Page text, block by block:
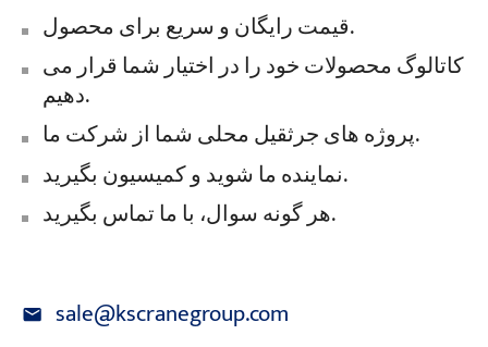
قیمت رایگان و سریع برای محصول.
کاتالوگ محصولات خود را در اختیار شما قرار می
دهیم.
پروژه های جرثقیل محلی شما از شرکت ما.
نماینده ما شوید و کمیسیون بگیرید.
هر گونه سوال، با ما تماس بگیرید.
sale@kscranegroup.com